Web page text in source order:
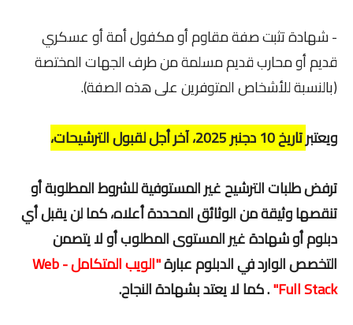
- شهادة تثبت صفة مقاوم أو مكفول أمة أو عسكري
قديم أو محارب قديم مسلمة من طرف الجهات المختصة
(بالنسبة للأشخاص المتوفرين على هذه الصفة).
ويعتبرتاريخ 10 دجنبر 2025، آخر أجل لقبول الترشيحات،
ترفض طلبات الترشيح غير المستوفية للشروط المطلوبة أو
تنقصها وثيقة من الوثائق المحددة أعلاه، كما لن يقبل أي
دبلوم أو شهادة غير المستوى المطلوب أو لا يتصمن
التخصص الوارد في الدبلوم عبارة
"الويب المتكامل - Web
Full Stack" . كما لا يعتد بشهادة النجاح.